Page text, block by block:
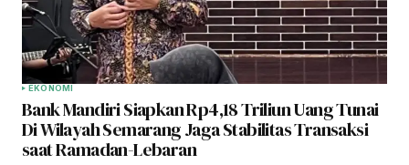
EKONOMI
Bank Mandiri Siapkan Rp4,18 Triliun Uang Tunai
Di Wilayah Semarang Jaga Stabilitas Transaksi
saat Ramadan-Lebaran